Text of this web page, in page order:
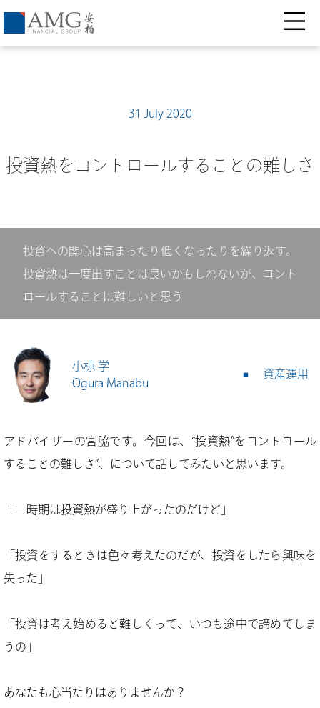
31 July 2020
投資熱をコントロールすることの難しさ
投資への関心は高まったり低くなったりを繰り返す。
投資熱は一度出すことは良いかもしれないが、コント
ロールすることは難しいと思う
小椋 学
Ogura Manabu
資産運用
アドバイザーの宮脇です。今回は、“投資熱”をコントロール
することの難しさ”、について話してみたいと思います。
「一時期は投資熱が盛り上がったのだけど」
「投資をするときは色々考えたのだが、投資をしたら興味を
失った」
「投資は考え始めると難しくって、いつも途中で諦めてしま
うの」
あなたも心当たりはありませんか？